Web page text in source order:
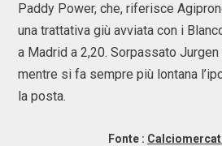
Paddy Power, che, riferisce
una trattativa giù avviata con i
a Madrid a 2,20. Sorpassato Jurgen
mentre si fa sempre più lontana
la posta.
Fonte :